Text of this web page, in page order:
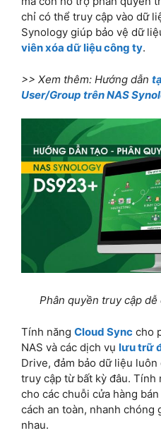
chỉ có thể truy cập vào dữ
Synology giúp bảo vệ dữ
viên xóa dữ liệu công ty.
>> Xem thêm: Hướng dẫn
User/Group trên NAS
Phân quyền truy cập
Tính năng Cloud Sync cho
NAS và các dịch vụ lưu trữ
Drive, đảm bảo dữ liệu
truy cập từ bất kỳ đâu. Tính
cho các chuỗi cửa hàng
cách an toàn, nhanh chóng
nhau.​